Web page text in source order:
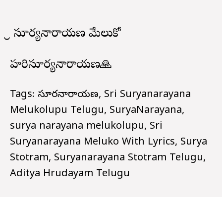
శ్రీ సూర్యనారాయణ మేలుకో
హరిసూర్యనారాయణ🙏
Tags: సూర్యనారాయణ, Sri Suryanarayana
Melukolupu Telugu, SuryaNarayana,
surya narayana melukolupu, Sri
Suryanarayana Meluko With Lyrics, Surya
Stotram, Suryanarayana Stotram Telugu,
Aditya Hrudayam Telugu